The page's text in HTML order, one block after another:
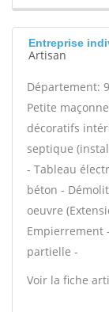
Entreprise
Artisan
Département:
Petite
décoratifs
septique
- Tableau
béton -
oeuvre
Empierrement
partielle -
Voir la fiche